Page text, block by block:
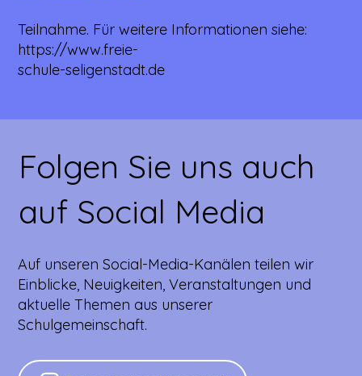
Teilnahme. Für weitere Informationen siehe:
https://www.freie-
schule-seligenstadt.de
Folgen Sie uns auch
auf Social Media
Auf unseren Social-Media-Kanälen teilen wir
Einblicke, Neuigkeiten, Veranstaltungen und
aktuelle Themen aus unserer
Schulgemeinschaft.